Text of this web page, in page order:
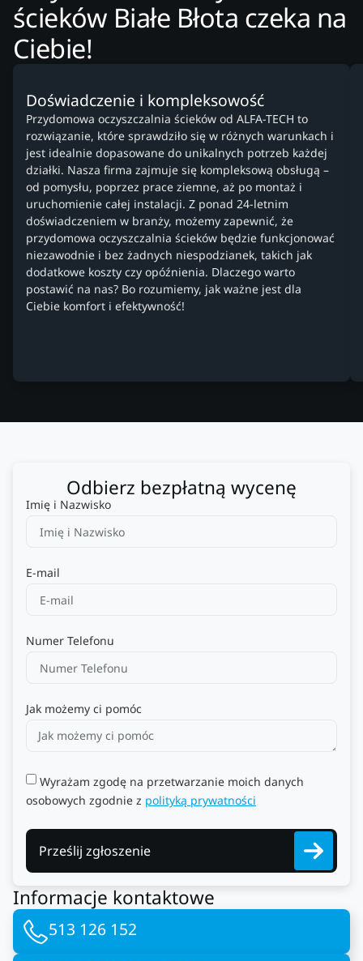
ścieków Białe Błota czeka na
Ciebie!
Doświadczenie i kompleksowość
Przydomowa oczyszczalnia ścieków od ALFA-TECH to
rozwiązanie, które sprawdziło się w różnych warunkach i
jest idealnie dopasowane do unikalnych potrzeb każdej
działki. Nasza firma zajmuje się kompleksową obsługą –
od pomysłu, poprzez prace ziemne, aż po montaż i
uruchomienie całej instalacji. Z ponad 24-letnim
doświadczeniem w branży, możemy zapewnić, że
przydomowa oczyszczalnia ścieków będzie funkcjonować
niezawodnie i bez żadnych niespodzianek, takich jak
dodatkowe koszty czy opóźnienia. Dlaczego warto
postawić na nas? Bo rozumiemy, jak ważne jest dla
Ciebie komfort i efektywność!
Odbierz bezpłatną wycenę
Imię i Nazwisko
E-mail
Numer Telefonu
Jak możemy ci pomóc
Wyrażam zgodę na przetwarzanie moich danych
osobowych zgodnie z polityką prywatności
Prześlij zgłoszenie
Informacje kontaktowe
513 126 152